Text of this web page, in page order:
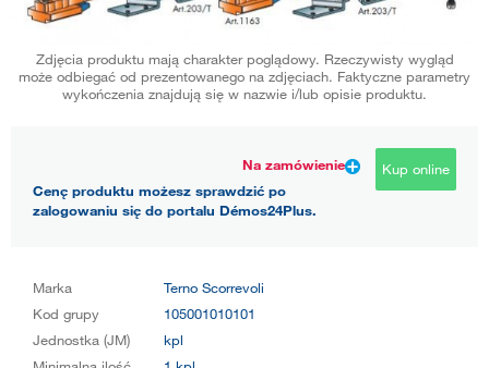
Zdjęcia produktu mają charakter poglądowy. Rzeczywisty wygląd
może odbiegać od prezentowanego na zdjęciach. Faktyczne parametry
wykończenia znajdują się w nazwie i/lub opisie produktu.
Na zamówienie
Cenę produktu możesz sprawdzić po
zalogowaniu się do portalu Démos24Plus.
Kup online
Marka
Terno Scorrevoli
Kod grupy
105001010101
Jednostka (JM)
kpl